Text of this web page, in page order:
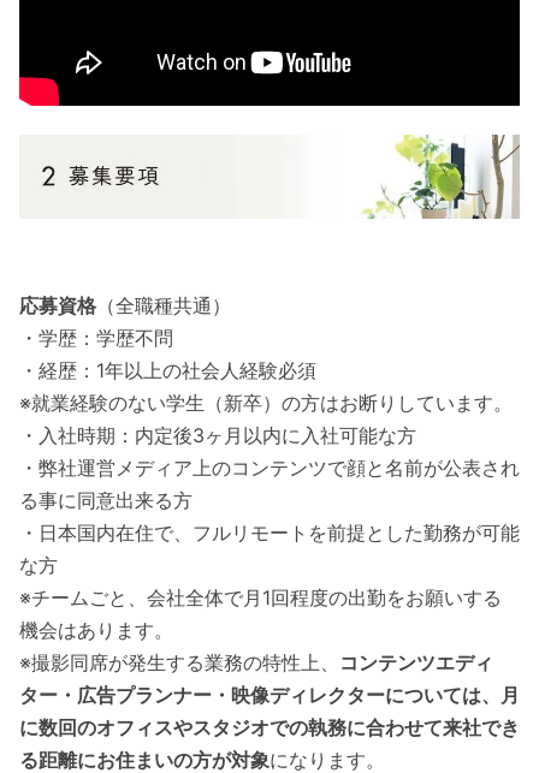
応募資格 （全職種共通）
・学歴：学歴不問
・経歴：1年以上の社会人経験必須
※就業経験のない学生（新卒）の方はお断りしています。
・入社時期：内定後3ヶ月以内に入社可能な方
・弊社運営メディア上のコンテンツで顔と名前が公表され
る事に同意出来る方
・日本国内在住で、フルリモートを前提とした勤務が可能
な方
※チームごと、会社全体で月1回程度の出勤をお願いする
機会はあります。
※撮影同席が発生する業務の特性上、 コンテンツエディ
ター・広告プランナー・映像ディレクターについては、月
に数回のオフィスやスタジオでの執務に合わせて来社でき
る距離にお住まいの方が対象になります。